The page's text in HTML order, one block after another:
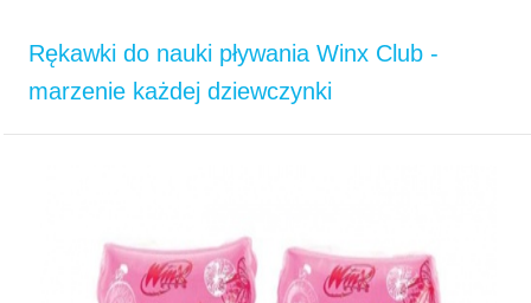
Rękawki do nauki pływania Winx Club -
marzenie każdej dziewczynki